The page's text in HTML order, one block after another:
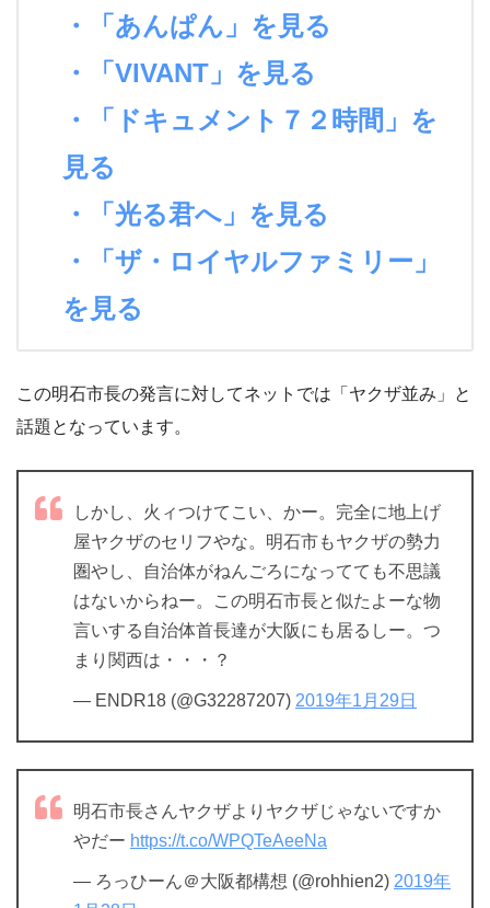
・「あんぱん」を見る
・「VIVANT」を見る
・「ドキュメント７２時間」を
見る
・「光る君へ」を見る
・「ザ・ロイヤルファミリー」
を見る
この明石市長の発言に対してネットでは「ヤクザ並み」と
話題となっています。
しかし、火ィつけてこい、かー。完全に地上げ
屋ヤクザのセリフやな。明石市もヤクザの勢力
圏やし、自治体がねんごろになってても不思議
はないからねー。この明石市長と似たよーな物
言いする自治体首長達が大阪にも居るしー。つ
まり関西は・・・？
— ENDR18 (@G32287207) 2019年1月29日
明石市長さんヤクザよりヤクザじゃないですか
やだー https://t.co/WPQTeAeeNa
— ろっひーん＠大阪都構想 (@rohhien2) 2019年